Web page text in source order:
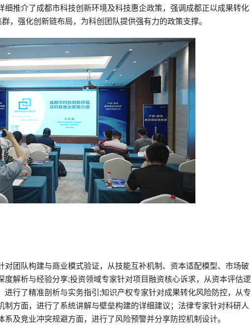
细推介了成都市科技创新环境及科技惠企政策，强调成都正以成果转化
，强化创新链布局，为科创团队提供强有力的政策支撑。
团队构建与商业模式验证，从技能互补机制、资本适配模型、市场破
解析与经验分享;投资领域专家针对项目融资核心诉求，从资本评估逻
行了精准剖析与实务指引;知识产权专家针对成果转化风险防控，从专
方面，进行了系统讲解与壁垒构建的详细建议；法律专家针对科研人
及竞业冲突规避方面，进行了风险预警并分享防控机制设计。